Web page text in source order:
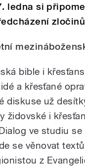
ledna si
bible i
a křesťané
diskuse už
židovské i
ve studiu
se věnovat
z